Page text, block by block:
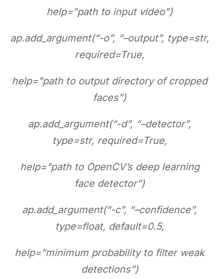
help=”path to input video”)
ap.add_argument(“-o”, “–output”, type=str,
required=True,
help=”path to output directory of cropped
faces”)
ap.add_argument(“-d”, “–detector”,
type=str, required=True,
help=”path to OpenCV’s deep learning
face detector”)
ap.add_argument(“-c”, “–confidence”,
type=float, default=0.5,
help=”minimum probability to filter weak
detections”)